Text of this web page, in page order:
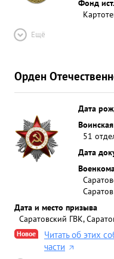
Фонд
Ещё
Орден
Дата
51
Дата
Саратов
Дата и место призыва
Саратовский ГВК,
Новое
Читать об этих
части